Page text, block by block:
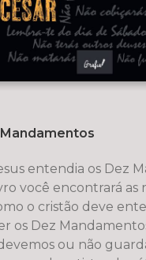
entendia os Dez
você encontrará as
o cristão deve
os Dez
ou não